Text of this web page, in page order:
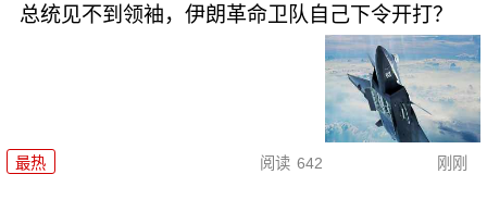
总统见不到领袖，伊朗革命卫队自己下令开打？
最热 阅读 642 刚刚